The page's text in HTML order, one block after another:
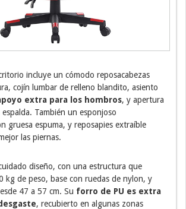
incluye un cómodo reposacabezas
cojín lumbar de relleno blandito, asiento
extra para los hombros, y apertura
También un esponjoso
gruesa espuma, y reposapies extraíble
las piernas.
diseño, con una estructura que
kg de peso, base con ruedas de nylon, y
47 a 57 cm. Su forro de PU es extra
, recubierto en algunas zonas